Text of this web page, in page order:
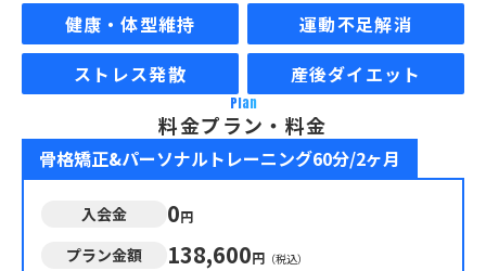
健康・体型維持
運動不足解消
ストレス発散
産後ダイエット
Plan
料金プラン・料金
骨格矯正&パーソナルトレーニング60分/2ヶ月
入会金 0円
プラン金額 138,600円 （税込）